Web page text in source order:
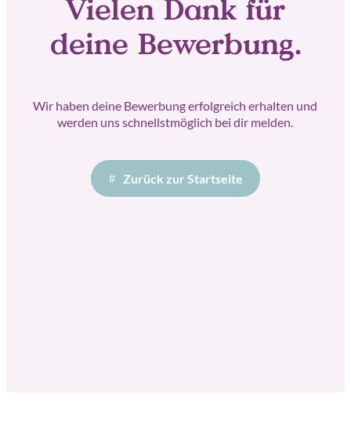
Vielen Dank für
deine Bewerbung.
Wir haben deine Bewerbung erfolgreich erhalten und
werden uns schnellstmöglich bei dir melden.
Zurück zur Startseite